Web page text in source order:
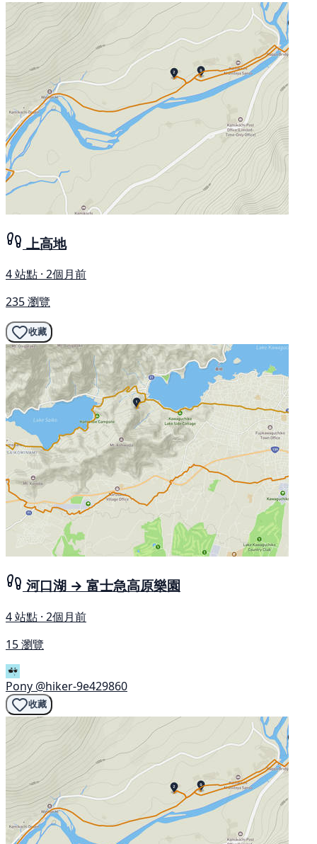
上高地
4 站點 · 2個月前
235 瀏覽
收藏
河口湖 → 富士急高原樂園
4 站點 · 2個月前
15 瀏覽
Pony @hiker-9e429860
收藏